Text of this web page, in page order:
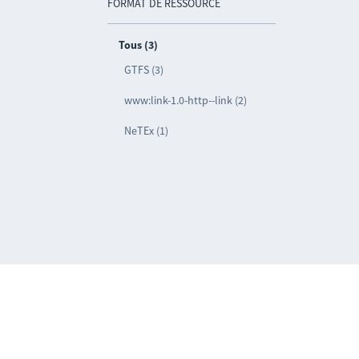
FORMAT DE RESSOURCE
Tous (3)
GTFS (3)
www:link-1.0-http--link (2)
NeTEx (1)